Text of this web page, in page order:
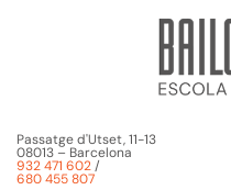
Passatge d'Utset, 11-13
08013 – Barcelona
932 471 602/
680 455 807